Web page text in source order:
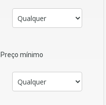
Preço mínimo